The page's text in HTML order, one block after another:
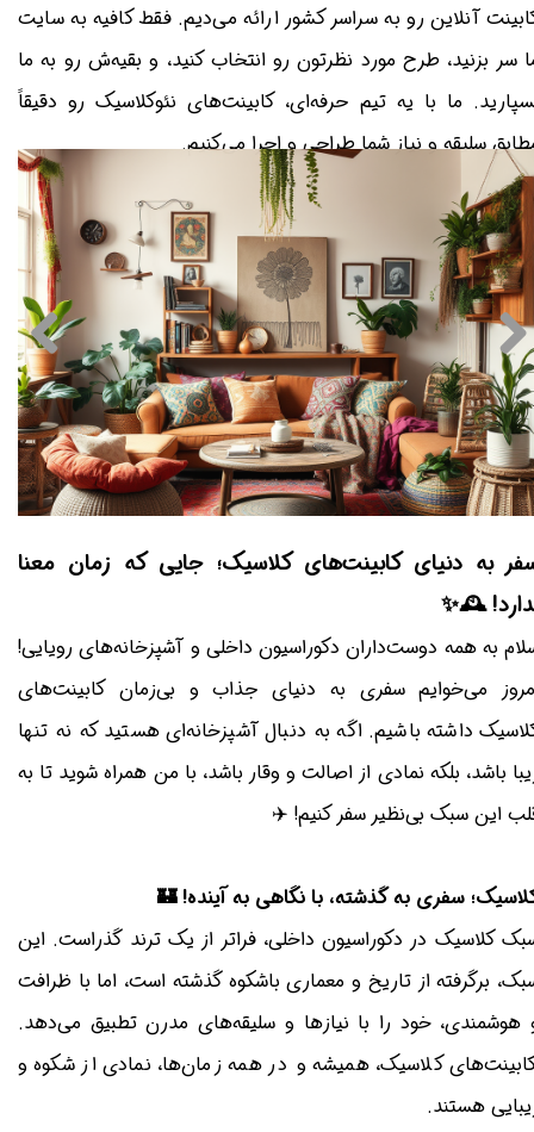
آنلاین رو به سراسر کشور ارائه می‌دیم. فقط کافیه به سایت
سر بزنید، طرح مورد نظرتون رو انتخاب کنید، و بقیه‌ش رو به ما
ما با یه تیم حرفه‌ای، کابینت‌های نئوکلاسیک رو دقیقاً
سلیقه و نیاز شما طراحی و اجرا می‌کنیم.
طراحی سه بعدی اهواز
طراحی سه بعدی اهواز
به دنیای کابینت‌های کلاسیک؛ جایی که زمان معنا
🕰️✨
به همه دوست‌داران دکوراسیون داخلی و آشپزخانه‌های رویایی!
می‌خوایم سفری به دنیای جذاب و بی‌زمان کابینت‌های
داشته باشیم. اگه به دنبال آشپزخانه‌ای هستید که نه تنها
باشد، بلکه نمادی از اصالت و وقار باشد، با من همراه شوید تا به
این سبک بی‌نظیر سفر کنیم! ✈️
سفری به گذشته، با نگاهی به آینده! 🏰
کلاسیک در دکوراسیون داخلی، فراتر از یک ترند گذراست. این
برگرفته از تاریخ و معماری باشکوه گذشته است، اما با ظرافت
هوشمندی، خود را با نیازها و سلیقه‌های مدرن تطبیق می‌دهد.
کلاسیک، همیشه و در همه زمان‌ها، نمادی از شکوه و
هستند.